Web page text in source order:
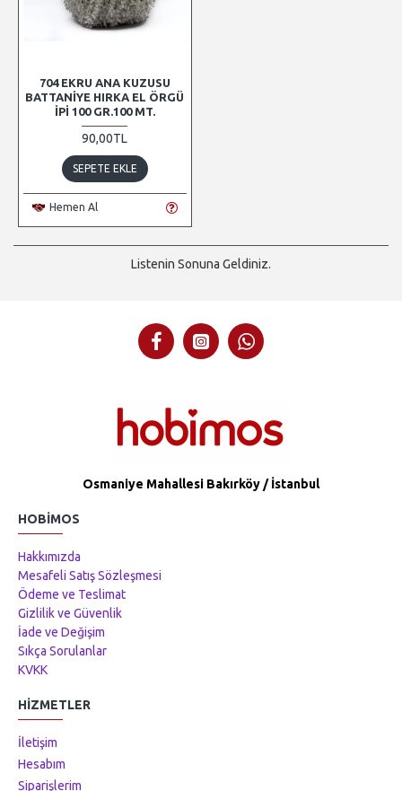
704 EKRU ANA KUZUSU
BATTANIYE HIRKA EL ÖRGÜ
İPI 100 GR.100 MT.
90,00TL
SEPETE EKLE
Hemen Al
Listenin Sonuna Geldiniz.
Osmaniye Mahallesi Bakırköy / İstanbul
HOBIMOS
Hakkımızda
Mesafeli Satış Sözleşmesi
Ödeme ve Teslimat
Gizlilik ve Güvenlik
İade ve Değişim
Sıkça Sorulanlar
KVKK
HIZMETLER
İletişim
Hesabım
Siparişlerim